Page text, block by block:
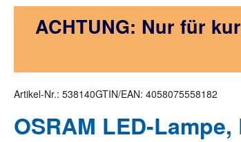
ACHTUNG: Nur für
Artikel-Nr.: 538140GTIN/EAN: 4058075558182
OSRAM LED-